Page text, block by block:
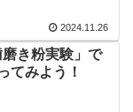
2024.11.26
き粉実験」で
てみよう！